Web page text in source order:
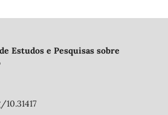
Estudos e Pesquisas sobre